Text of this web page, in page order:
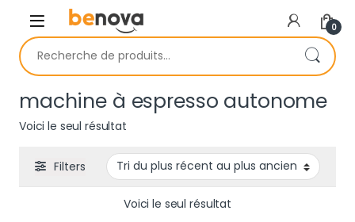
Skip to navigation
Skip to content
0
Recherche pour :
machine à espresso autonome
Voici le seul résultat
Filters
Voici le seul résultat